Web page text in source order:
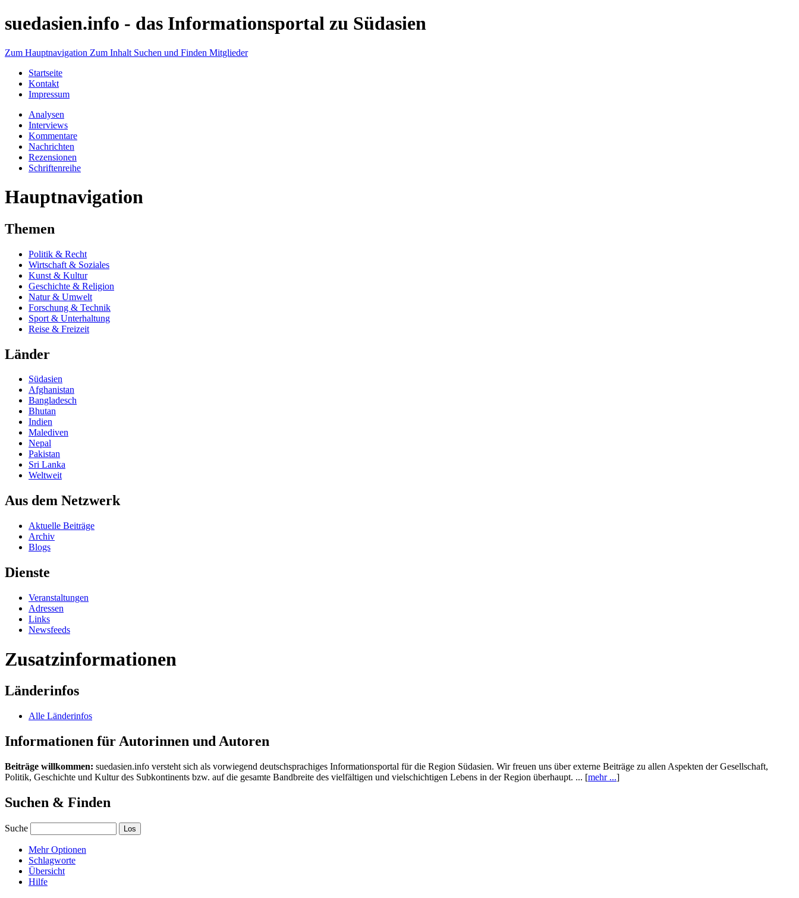
suedasien.info - das Informationsportal zu Südasien
Zum Hauptnavigation Zum Inhalt Suchen und Finden Mitglieder
Startseite
Kontakt
Impressum
Analysen
Interviews
Kommentare
Nachrichten
Rezensionen
Schriftenreihe
Hauptnavigation
Themen
Politik & Recht
Wirtschaft & Soziales
Kunst & Kultur
Geschichte & Religion
Natur & Umwelt
Forschung & Technik
Sport & Unterhaltung
Reise & Freizeit
Länder
Südasien
Afghanistan
Bangladesch
Bhutan
Indien
Malediven
Nepal
Pakistan
Sri Lanka
Weltweit
Aus dem Netzwerk
Aktuelle Beiträge
Archiv
Blogs
Dienste
Veranstaltungen
Adressen
Links
Newsfeeds
Zusatzinformationen
Länderinfos
Alle Länderinfos
Informationen für Autorinnen und Autoren
Beiträge willkommen: suedasien.info versteht sich als vorwiegend deutschsprachiges Informationsportal für die Region Südasien. Wir freuen uns über externe Beiträge zu allen Aspekten der Gesellschaft,
Politik, Geschichte und Kultur des Subkontinents bzw. auf die gesamte Bandbreite des vielfältigen und vielschichtigen Lebens in der Region überhaupt. ... [mehr ...]
Suchen & Finden
Suche
Mehr Optionen
Schlagworte
Übersicht
Hilfe